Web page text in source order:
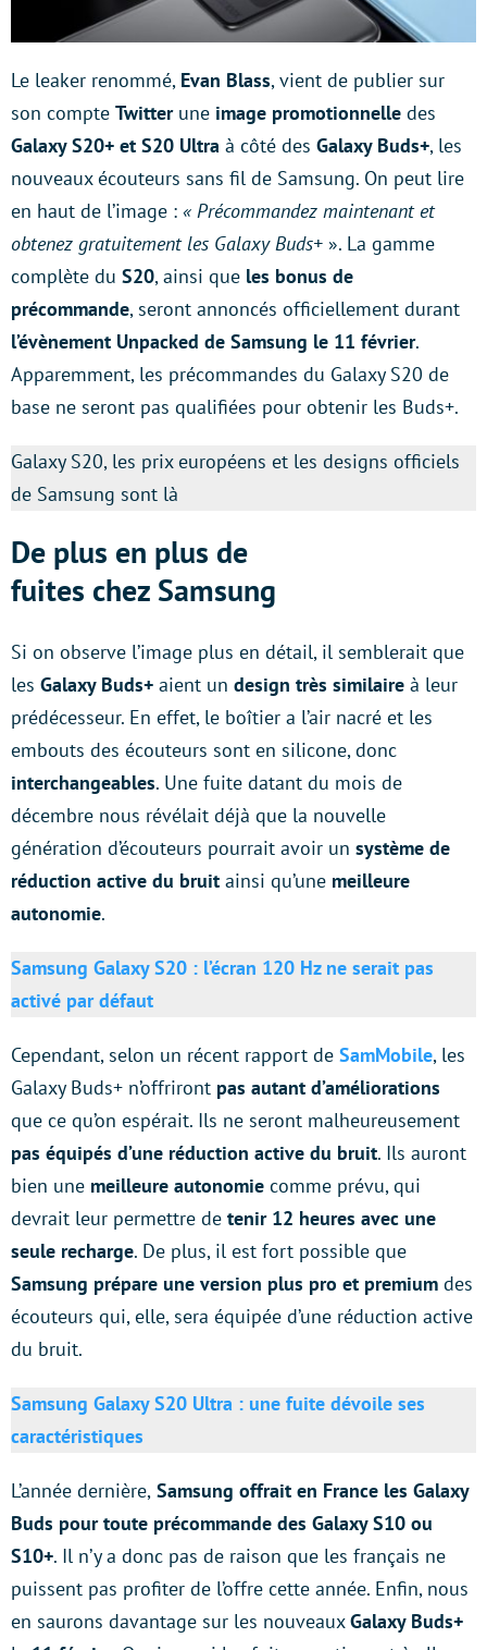
Le leaker renommé, Evan Blass, vient de publier sur
son compte Twitter une image promotionnelle des
Galaxy S20+ et S20 Ultra à côté des Galaxy Buds+, les
nouveaux écouteurs sans fil de Samsung. On peut lire
en haut de l’image : « Précommandez maintenant et
obtenez gratuitement les Galaxy Buds+ ». La gamme
complète du S20, ainsi que les bonus de
précommande, seront annoncés officiellement durant
l’évènement Unpacked de Samsung le 11 février.
Apparemment, les précommandes du Galaxy S20 de
base ne seront pas qualifiées pour obtenir les Buds+.
Galaxy S20, les prix européens et les designs officiels
de Samsung sont là
De plus en plus de
fuites chez Samsung
Si on observe l’image plus en détail, il semblerait que
les Galaxy Buds+ aient un design très similaire à leur
prédécesseur. En effet, le boîtier a l’air nacré et les
embouts des écouteurs sont en silicone, donc
interchangeables. Une fuite datant du mois de
décembre nous révélait déjà que la nouvelle
génération d’écouteurs pourrait avoir un système de
réduction active du bruit ainsi qu’une meilleure
autonomie.
Samsung Galaxy S20 : l’écran 120 Hz ne serait pas
activé par défaut
Cependant, selon un récent rapport de SamMobile, les
Galaxy Buds+ n’offriront pas autant d’améliorations
que ce qu’on espérait. Ils ne seront malheureusement
pas équipés d’une réduction active du bruit. Ils auront
bien une meilleure autonomie comme prévu, qui
devrait leur permettre de tenir 12 heures avec une
seule recharge. De plus, il est fort possible que
Samsung prépare une version plus pro et premium des
écouteurs qui, elle, sera équipée d’une réduction active
du bruit.
Samsung Galaxy S20 Ultra : une fuite dévoile ses
caractéristiques
L’année dernière, Samsung offrait en France les Galaxy
Buds pour toute précommande des Galaxy S10 ou
S10+. Il n’y a donc pas de raison que les français ne
puissent pas profiter de l’offre cette année. Enfin, nous
en saurons davantage sur les nouveauxGalaxy Buds+